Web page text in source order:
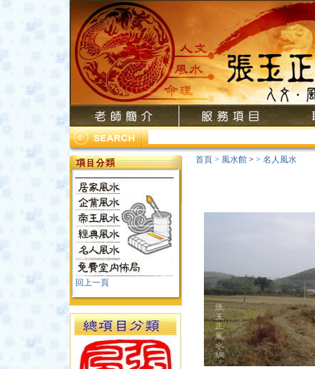
回上一頁
首頁 > 風水館 > > 名人風水